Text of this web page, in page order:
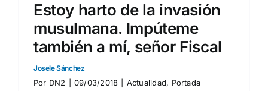
Estoy harto de la invasión
musulmana. Impúteme
también a mí, señor Fiscal
Josele Sánchez
Por DN2 09/03/2018 Actualidad, Portada